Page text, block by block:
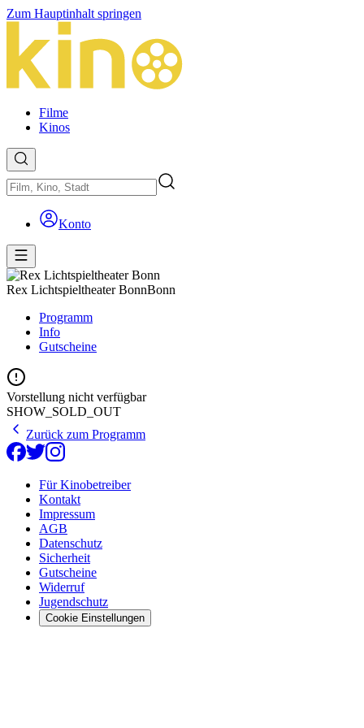
Zum Hauptinhalt springen
Filme
Kinos
Konto
Rex Lichtspieltheater BonnBonn
Programm
Info
Gutscheine
Vorstellung nicht verfügbar
SHOW_SOLD_OUT
Zurück zum Programm
Für Kinobetreiber
Kontakt
Impressum
AGB
Datenschutz
Sicherheit
Gutscheine
Widerruf
Jugendschutz
Cookie Einstellungen